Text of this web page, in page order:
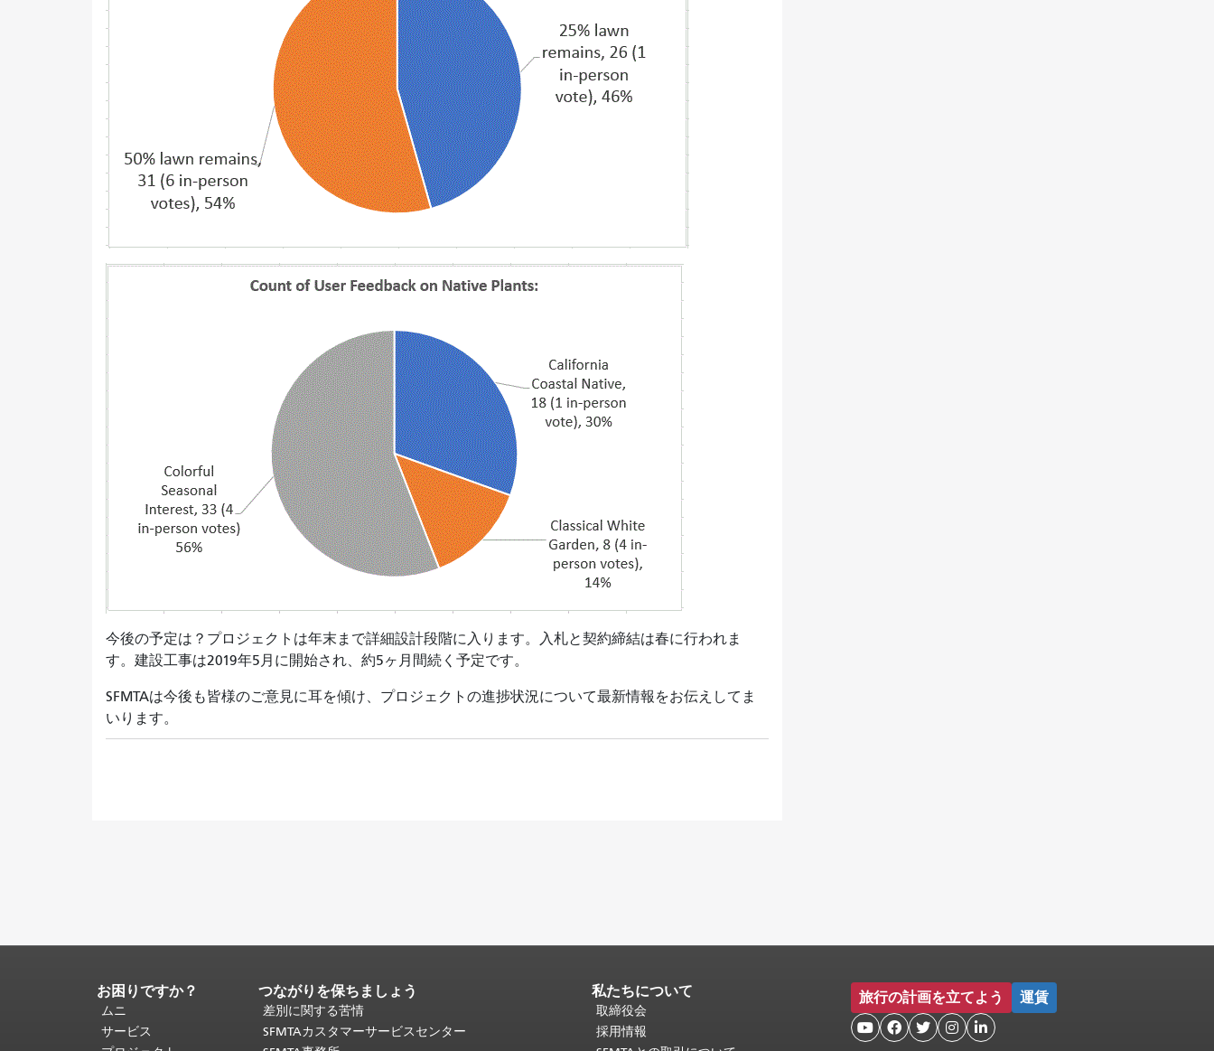
今後の予定は？プロジェクトは年末まで詳細設計段階に入ります。入札と契約締結は春に行われま
す。建設工事は2019年5月に開始され、約5ヶ月間続く予定です。
SFMTAは今後も皆様のご意見に耳を傾け、プロジェクトの進捗状況について最新情報をお伝えしてま
いります。
ペ
ー
ジ
お困りですか？
ムニ
サービス
つながりを保ちましょう
差別に関する苦情
SFMTAカスタマーサービスセンター
私たちについて
取締役会
採用情報
旅行の計画を立てよう 運賃
    